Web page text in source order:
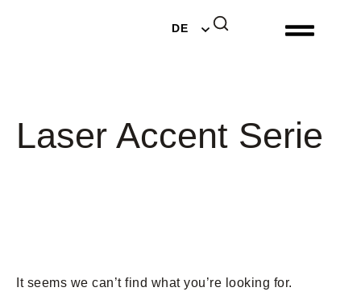
DE
NL
Laser Accent Serie
It seems we can’t find what you’re looking for.